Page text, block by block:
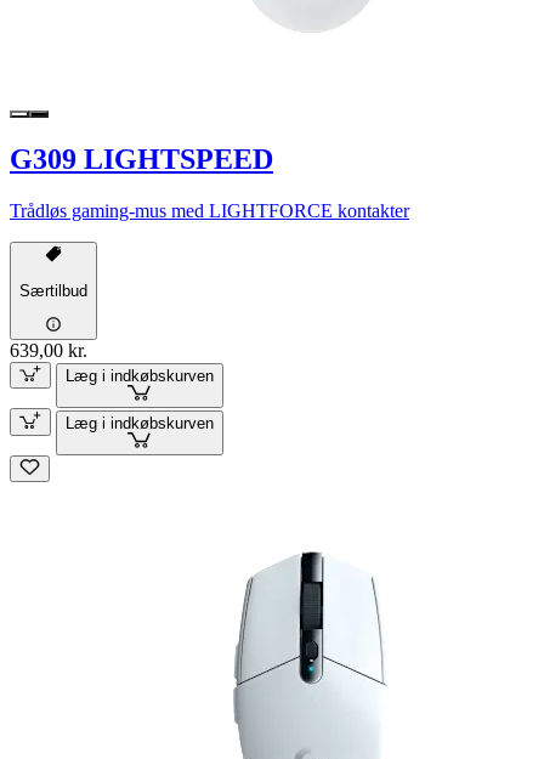
G309 LIGHTSPEED
Trådløs gaming-mus med LIGHTFORCE kontakter
Særtilbud
639,00 kr.
Læg i indkøbskurven
Læg i indkøbskurven